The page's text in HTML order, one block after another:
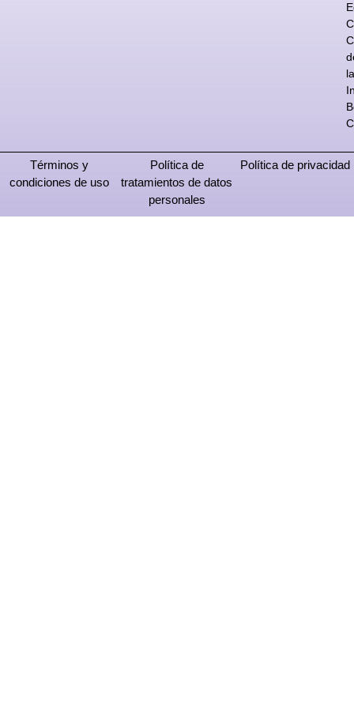
la
Términos y
condiciones de uso
Política de
tratamientos de datos
personales
Política de privacidad